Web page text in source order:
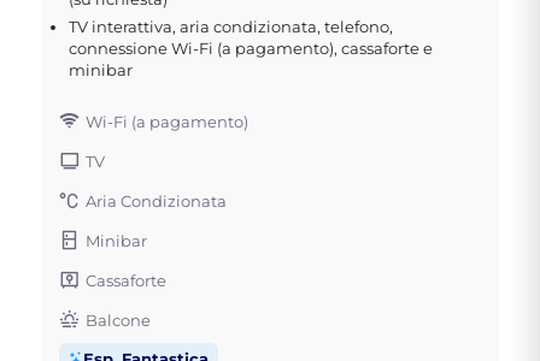
TV interattiva, aria condizionata, telefono,
connessione Wi-Fi (a pagamento), cassaforte e
minibar
Wi-Fi (a pagamento)
TV
Aria Condizionata
Minibar
Cassaforte
Balcone